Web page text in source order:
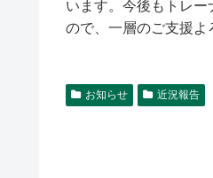
います。今後もトレ
ので、一層のご支援よ
お知らせ 近況報告